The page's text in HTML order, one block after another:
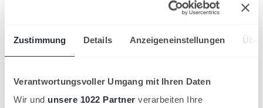
Zustimmung Details Anzeigeneinstellungen
Verantwortungsvoller Umgang mit Ihren Daten
Wir und unsere 1022 Partner verarbeiten Ihre
Ein besonderer Dank galt dem TSV Fortuna Bergfeld für die
der Turnierleitungsmannschaft um Uwe Fredrich. weki
Artikel teilen